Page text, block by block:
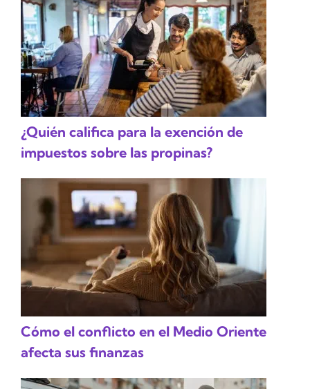
¿Quién califica para la exención de
impuestos sobre las propinas?
Cómo el conflicto en el Medio Oriente
afecta sus finanzas